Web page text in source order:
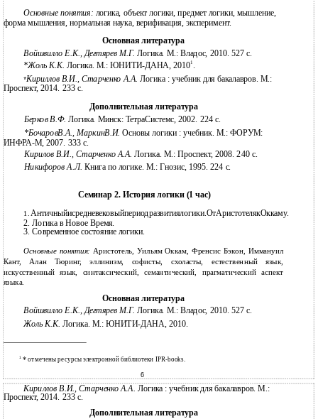
Основные понятия: логика, объект логики, предмет логики, мышление,
форма мышления, нормальная наука, верификация, эксперимент.
Основная литература
Войшвилло Е.К., Дегтярев М.Г.Логика. М.: Владос, 2010. 527 c.
*Жоль К.К.Логика. М.: ЮНИТИ-ДАНА, 20101
*Кириллов В.И., Старченко А.А.Логика : учебник для бакалавров. М.:
Проспект, 2014. 233 с.
Дополнительная литература
Берков В.Ф.Логика. Минск: ТетраСистемс, 2002. 224 с.
*БочаровВ.А., МаркинВ.И.Основы логики : учебник. М.: ФОРУМ:
ИНФРА-М, 2007. 333 с.
Кирилов В.И., Старченко А.А.Логика. М.: Проспект, 2008. 240 с.
Никифоров А.Л. Книга по логике. М.: Гнозис, 1995. 224 с.
Семинар 2. История логики (1 час)
1.Античныйисредневековыйпериодразвитиялогики.ОтАристотелякОккаму.
2. Логика в Новое Время.
3. Современное состояние логики.
Основные понятия:Аристотель, Уильям Оккам, Френсис Бэкон, Иммануил
Кант, Алан Тюринг, эллинизм, софисты, схоласты, естественный язык,
искусственный язык, синтаксический, семантический, прагматический аспект
языка.
Основная литература
Войшвилло Е.К., Дегтярев М.Г.Логика. М.: Владос, 2010. 527 c.
Жоль К.К.Логика. М.: ЮНИТИ-ДАНА, 2010.
1*отмечены ресурсы электронной библиотеки IPR-books.
6
Кириллов В.И., Старченко А.А. Логика : учебник для бакалавров. М.:
Проспект, 2014. 233 с.
Дополнительная литература